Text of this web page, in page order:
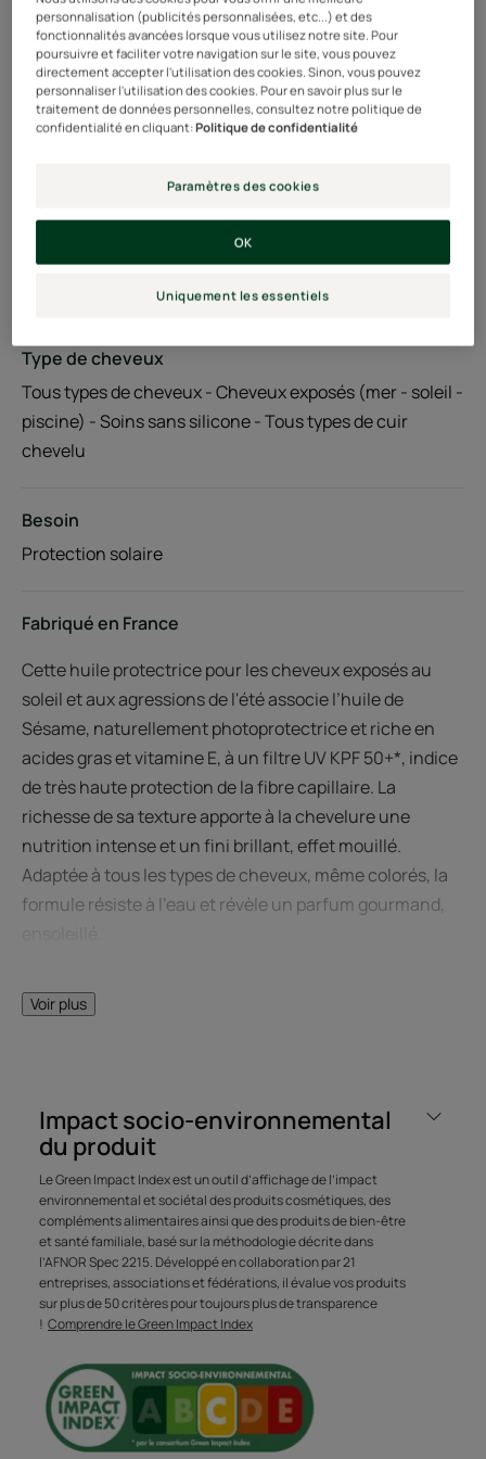
Water resistant, effet brillant.
Flacon spray
Flacon
spray
100ml
Type de cheveux
Tous types de cheveux - Cheveux exposés (mer - soleil -
piscine) - Soins sans silicone - Tous types de cuir
chevelu
Besoin
Protection solaire
Fabriqué en France
Cette huile protectrice pour les cheveux exposés au
soleil et aux agressions de l'été associe l’huile de
Sésame, naturellement photoprotectrice et riche en
acides gras et vitamine E, à un filtre UV KPF 50+*, indice
de très haute protection de la fibre capillaire. La
richesse de sa texture apporte à la chevelure une
nutrition intense et un fini brillant, effet mouillé.
Adaptée à tous les types de cheveux, même colorés, la
formule résiste à l'eau et révèle un parfum gourmand,
Avantages
dans l’échelle du SPF pour la peau, le KPF 50+ vient
identifier la PROTECTION LA PLUS ÉLEVÉE pour le cheveu.
Bénéfices
• HAUTE PROTECTION SOLAIRE : indice de protection
breveté KPF 50+*.
• NUTRITION INTENSE ET FINI BRILLANT : nourrit la
chevelure tout au long de la journée, crée un effet «
cheveux mouillés » brillant et glamour.
• TOUS TYPES DE CHEVEUX : formule adaptée à tous les
types de cheveux, même colorés.
Voir plus
Impact socio-environnemental
du produit
Le Green Impact Index est un outil d’affichage de l’impact
environnemental et sociétal des produits cosmétiques, des
compléments alimentaires ainsi que des produits de bien-être
et santé familiale, basé sur la méthodologie décrite dans
l’AFNOR Spec 2215. Développé en collaboration par 21
entreprises, associations et fédérations, il évalue vos produits
sur plus de 50 critères pour toujours plus de transparence
! Comprendre le Green Impact Index
personnalisation (publicités personnalisées, etc...) et des
fonctionnalités avancées lorsque vous utilisez notre site. Pour
poursuivre et faciliter votre navigation sur le site, vous pouvez
directement accepter l'utilisation des cookies. Sinon, vous pouvez
personnaliser l'utilisation des cookies. Pour en savoir plus sur le
traitement de données personnelles, consultez notre politique de
confidentialité en cliquant:Politique de confidentialité
Paramètres des cookies
Uniquement les essentiels
OK